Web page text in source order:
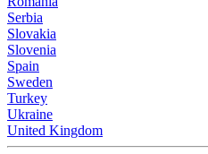
Serbia
Slovakia
Slovenia
Spain
Sweden
Turkey
Ukraine
United Kingdom